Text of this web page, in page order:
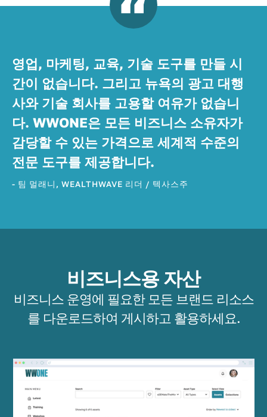
영업, 마케팅, 교육, 기술 도구를 만들 시
간이 없습니다. 그리고 뉴욕의 광고 대행
사와 기술 회사를 고용할 여유가 없습니
다. WWONE은 모든 비즈니스 소유자가
감당할 수 있는 가격으로 세계적 수준의
전문 도구를 제공합니다.
- 팀 멀래니, WEALTHWAVE 리더 / 텍사스주
비즈니스용 자산
비즈니스 운영에 필요한 모든 브랜드 리소스
를 다운로드하여 게시하고 활용하세요.